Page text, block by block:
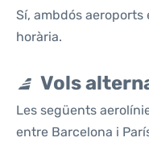
Sí, ambdós aeroports
horària.
Vols
Les següents
entre Barcelona i